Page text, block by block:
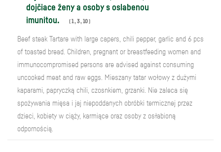
dojčiace ženy a osoby s oslabenou
imunitou.
(1,3,10)
Beef steak Tartare with large capers, chili pepper, garlic and 6 pcs
of toasted bread. Children, pregnant or breastfeeding women and
immunocompromised persons are advised against consuming
uncooked meat and raw eggs. Mieszany tatar wołowy z dużymi
kaparami, papryczką chili, czosnkiem, grzanki. Nie zaleca się
spożywania mięsa i jaj niepoddanych obróbki termicznej przez
dzieci, kobiety w ciąży, karmiące oraz osoby z osłabioną
odpornością.